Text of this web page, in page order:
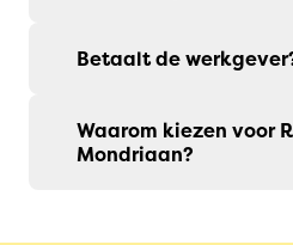
Betaalt de
Waarom kiezen voor
Mondriaan?